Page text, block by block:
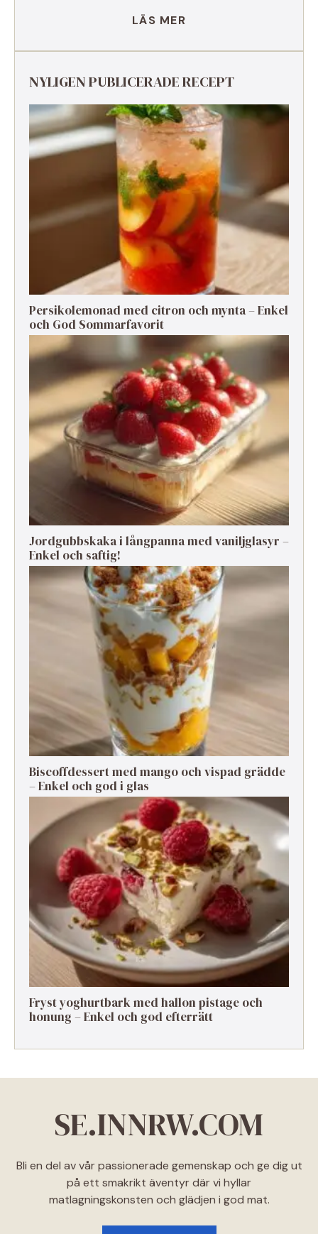
LÄS MER
NYLIGEN PUBLICERADE RECEPT
Persikolemonad med citron och mynta – Enkel
och God Sommarfavorit
Jordgubbskaka i långpanna med vaniljglasyr –
Enkel och saftig!
Biscoffdessert med mango och vispad grädde
– Enkel och god i glas
Fryst yoghurtbark med hallon pistage och
honung – Enkel och god efterrätt
SE.INNRW.COM
Bli en del av vår passionerade gemenskap och ge dig ut
på ett smakrikt äventyr där vi hyllar
matlagningskonsten och glädjen i god mat.